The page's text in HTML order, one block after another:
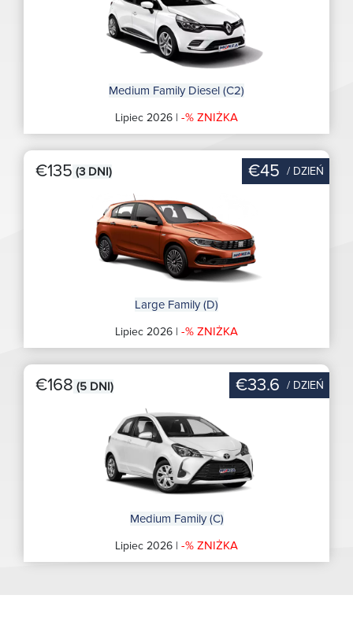
Medium Family Diesel (C2)
Lipiec 2026 | -% ZNIŻKA
€135 (3 DNI) €45 / DZIEŃ
Large Family (D)
Lipiec 2026 | -% ZNIŻKA
€168 (5 DNI) €33.6 / DZIEŃ
Medium Family (C)
Lipiec 2026 | -% ZNIŻKA